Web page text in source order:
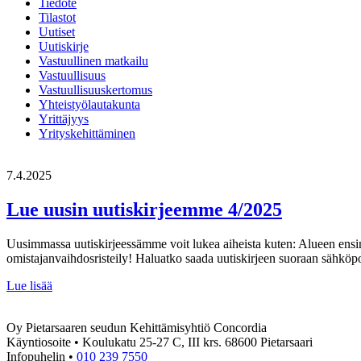
Tilastot
Uutiset
Uutiskirje
Vastuullinen matkailu
Vastuullisuus
Vastuullisuuskertomus
Yhteistyölautakunta
Yrittäjyys
Yrityskehittäminen
7.4.2025
Lue uusin uutiskirjeemme 4/2025
Uusimmassa uutiskirjeessämme voit lukea aiheista kuten: Alueen
omistajanvaihdosristeily! Haluatko saada uutiskirjeen suoraan
Lue lisää
4/2025
Oy Pietarsaaren seudun Kehittämisyhtiö Concordia
Käyntiosoite • Koulukatu 25-27 C, III krs. 68600 Pietarsaari
Infopuhelin • 010 239 7550